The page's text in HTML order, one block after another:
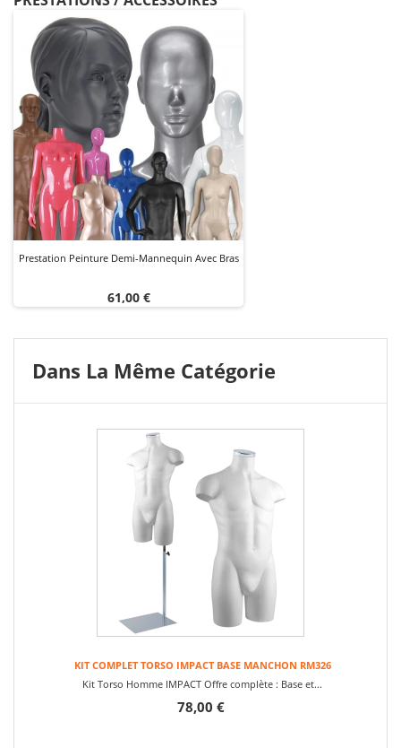
Prestation Peinture Demi-Mannequin Avec Bras
Prix
61,00 €
Dans La Même Catégorie
KIT COMPLET TORSO IMPACT BASE MANCHON RM326
Kit Torso Homme IMPACT Offre complète : Base et...
78,00 €